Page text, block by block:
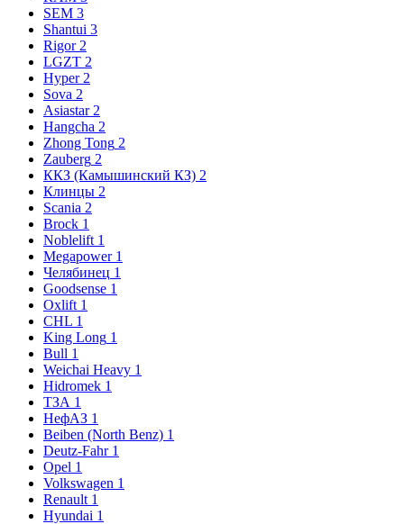
SEM 3
Shantui 3
Rigor 2
LGZT 2
Hyper 2
Sova 2
Asiastar 2
Hangcha 2
Zhong Tong 2
Zauberg 2
ККЗ (Камышинский КЗ) 2
Клинцы 2
Scania 2
Brock 1
Noblelift 1
Megapower 1
Челябинец 1
Goodsense 1
Oxlift 1
CHL 1
King Long 1
Bull 1
Weichai Heavy 1
Hidromek 1
ТЗА 1
НефАЗ 1
Beiben (North Benz) 1
Deutz-Fahr 1
Opel 1
Volkswagen 1
Renault 1
Hyundai 1